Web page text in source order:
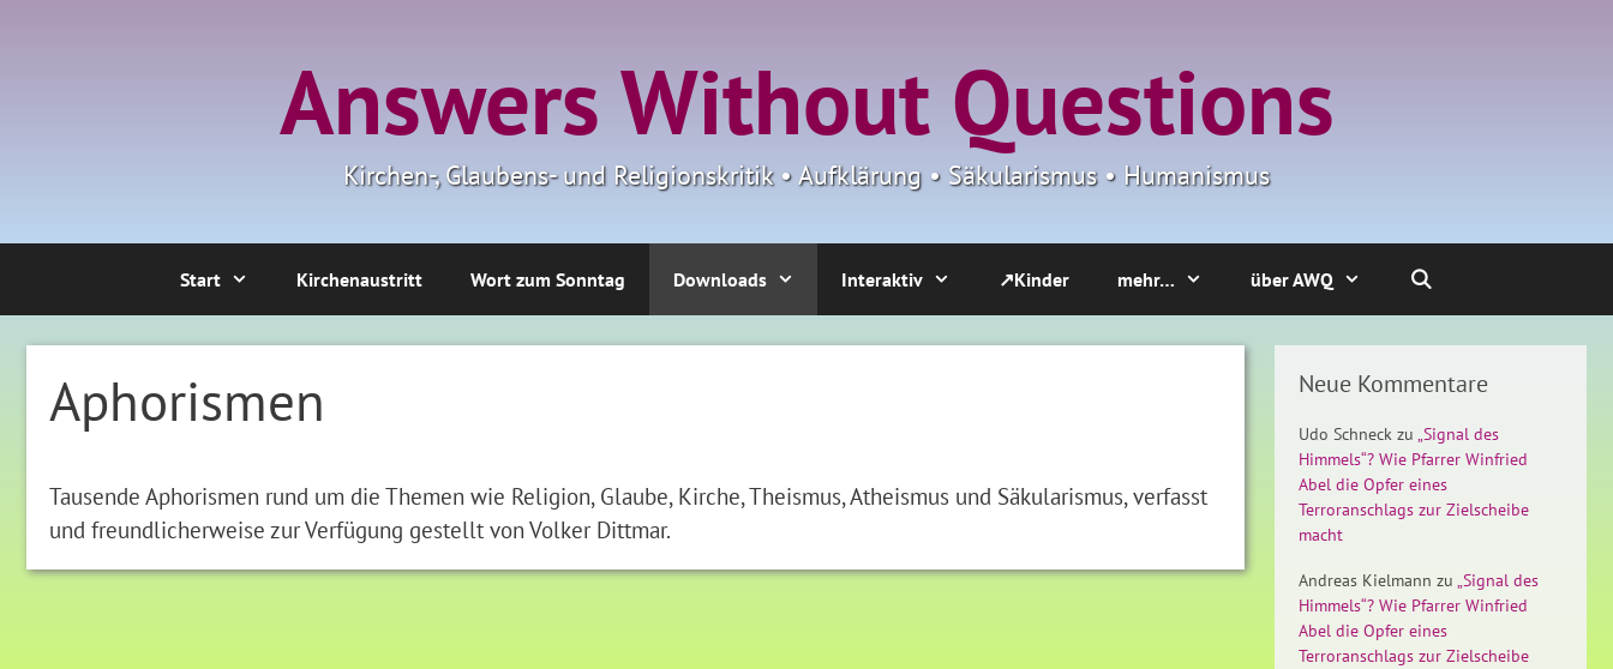
Answers Without Questions
Kirchen-, Glaubens- und Religionskritik • Aufklärung • Säkularismus • Humanismus
Start Kirchenaustritt Wort zum Sonntag Downloads Interaktiv ↗Kinder mehr… über AWQ
Aphorismen
Tausende Aphorismen rund um die Themen wie Religion, Glaube, Kirche, Theismus, Atheismus und Säkularismus, verfasst
und freundlicherweise zur Verfügung gestellt von Volker Dittmar.
Neue Kommentare
Udo Schneck zu „Signal des
Himmels“? Wie Pfarrer Winfried
Abel die Opfer eines
Terroranschlags zur Zielscheibe
macht
Andreas Kielmann zu „Signal des
Himmels“? Wie Pfarrer Winfried
Abel die Opfer eines
Terroranschlags zur Zielscheibe